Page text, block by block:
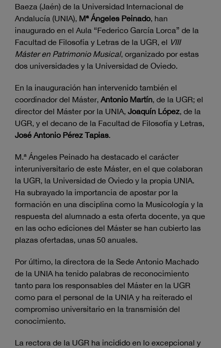
Baeza (Jaén) de la Universidad Internacional de
Andalucía (UNIA), Mª Ángeles Peinado, han
inaugurado en el Aula “Federico García Lorca” de la
Facultad de Filosofía y Letras de la UGR, el VIII
Máster en Patrimonio Musical, organizado por estas
dos universidades y la Universidad de Oviedo.
En la inauguración han intervenido también el
coordinador del Máster, Antonio Martín, de la UGR; el
director del Máster por la UNIA, Joaquín López, de la
UGR, y el decano de la Facultad de Filosofía y Letras,
José Antonio Pérez Tapias.
M.ª Ángeles Peinado ha destacado el carácter
interuniversitario de este Máster, en el que colaboran
la UGR, la Universidad de Oviedo y la propia UNIA.
Ha subrayado la importancia de apostar por la
formación en una disciplina como la Musicología y la
respuesta del alumnado a esta oferta docente, ya que
en las ocho ediciones del Máster se han cubierto las
plazas ofertadas, unas 50 anuales.
Por último, la directora de la Sede Antonio Machado
de la UNIA ha tenido palabras de reconocimiento
tanto para los responsables del Máster en la UGR
como para el personal de la UNIA y ha reiterado el
compromiso universitario en la transmisión del
conocimiento.
La rectora de la UGR ha incidido en lo excepcional y